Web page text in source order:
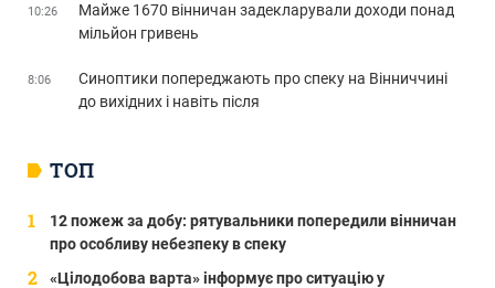
ТОП
12 пожеж за добу: рятувальники попередили вінничан
про особливу небезпеку в спеку
«Цілодобова варта» інформує про ситуацію у
10:26
Майже 1670 вінничан задекларували доходи понад
мільйон гривень
8:06
Синоптики попереджають про спеку на Вінниччині
до вихідних і навіть після